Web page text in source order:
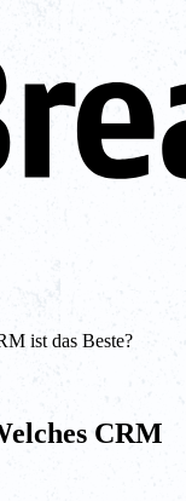
ist das Beste?
CRM